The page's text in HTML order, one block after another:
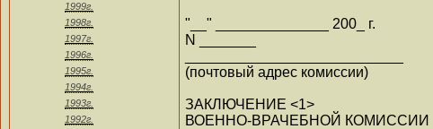
1999г.
1998г.
1997г.
1996г.
1995г.
1994г.
1993г.
1992г.
"__" ______________ 200_ г.
N _______
(почтовый адрес комиссии)
ЗАКЛЮЧЕНИЕ <1>
ВОЕННО-ВРАЧЕБНОЙ КОМИССИИ